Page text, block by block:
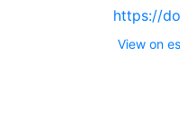
https://
View on